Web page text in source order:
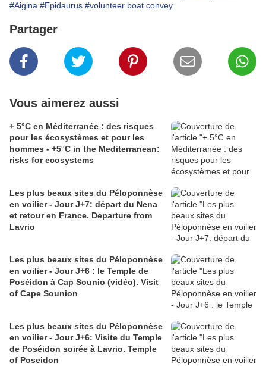
#Aigina #Epidaurus #volunteer boat convey
Partager
Vous aimerez aussi
+ 5°C en Méditerranée : des risques
pour les écosystèmes et pour les
hommes - +5°C in the Mediterranean:
risks for ecosystems
Les plus beaux sites du Péloponnèse
en voilier - Jour J+7: départ du Nena
et retour en France. Departure from
Lavrio
Les plus beaux sites du Péloponnèse
en voilier - Jour J+6 : le Temple de
Poséidon à Cap Sounio (vidéo). Visit
of Cape Sounion
Les plus beaux sites du Péloponnèse
en voilier - Jour J+6: Visite du Temple
de Poséidon soirée à Lavrio. Temple
of Poseidon